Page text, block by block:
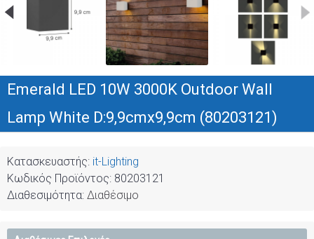
Emerald LED 10W 3000K Outdoor Wall
Lamp White D:9,9cmx9,9cm (80203121)
Κατασκευαστής: it-Lighting
Κωδικός Προϊόντος: 80203121
Διαθεσιμότητα: Διαθέσιμο